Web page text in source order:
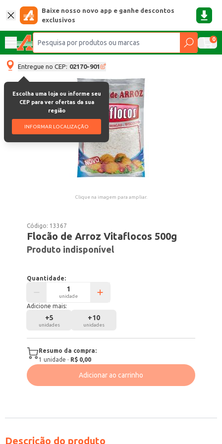
Baixe nosso novo app e ganhe descontos
exclusivos
0
Entregue no CEP: 02170-901
Escolha uma loja ou informe seu
CEP para ver ofertas da sua
região
INFORMAR LOCALIZAÇÃO
Clique na imagem para ampliar.
Código: 13367
Flocão de Arroz Vitaflocos 500g
Produto indisponível
Quantidade:
unidade
Adicione mais:
+5
unidades
+10
unidades
Resumo da compra:
1 unidade · R$ 0,00
Adicionar ao carrinho
Descrição do produto